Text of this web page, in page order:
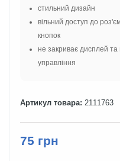
стильний дизайн
вільний доступ до
кнопок
не закриває дисплей
управління
Артикул товара: 2111763
75 грн